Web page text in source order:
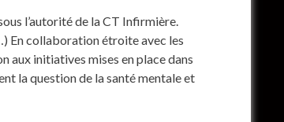
l’autorité de la CT Infirmière.
En collaboration étroite avec les
aux initiatives mises en place dans
la question de la santé mentale et